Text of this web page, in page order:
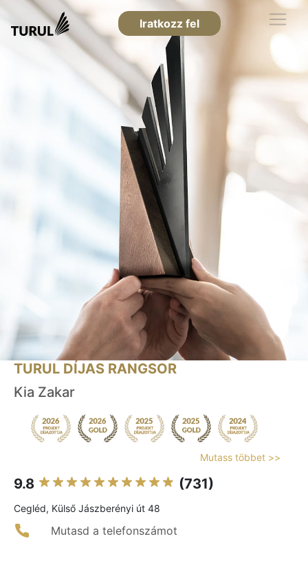
Iratkozz fel
TURUL DÍJAS RANGSOR
Kia Zakar
Mutass többet >>
9.8 (731)
Cegléd, Külső Jászberényi út 48
Mutasd a telefonszámot